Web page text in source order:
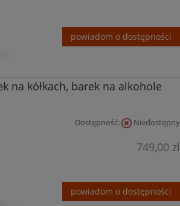
powiadom o dostępności
na kółkach, barek na alkohole
Dostępność: Niedostępny
749,00 zł
powiadom o dostępności